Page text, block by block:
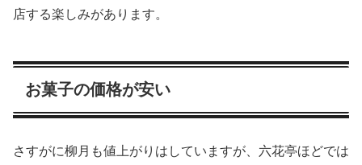
店する楽しみがあります。
お菓子の価格が安い
さすがに柳月も値上がりはしていますが、六花亭ほどでは